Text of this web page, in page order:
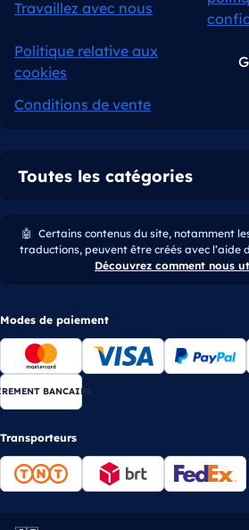
Travaillez avec nous
Politique relative aux
cookies
Conditions de vente
Toutes les catégories
🤖 Certains contenus du site, notamment
traductions, peuvent être créés avec l’aide
Découvrez comment nous
Modes de paiement
BANCAIRE
Transporteurs